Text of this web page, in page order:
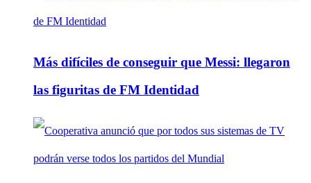
Más difíciles de conseguir que Messi: llegaron
las figuritas de FM Identidad